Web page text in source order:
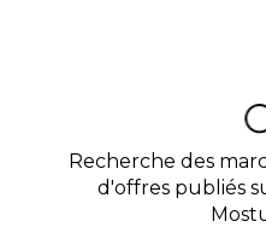
Recherche des
d'offres publiés